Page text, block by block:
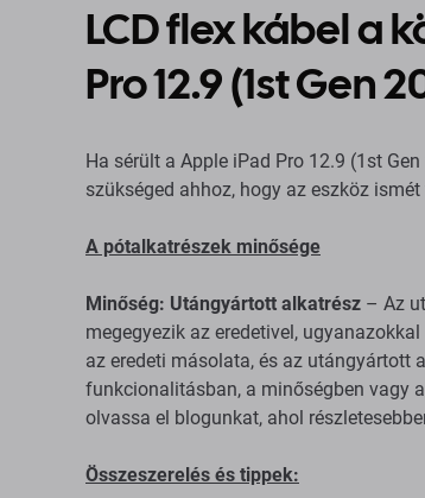
LCD flex kábel a
Pro 12.9 (1st Gen
Ha sérült a Apple iPad Pro 12.9 (1st
szükséged ahhoz, hogy az eszköz
A pótalkatrészek minősége
Minőség: Utángyártott alkatrész – Az
megegyezik az eredetivel,
az eredeti másolata, és az utángyártott
funkcionalitásban, a minőségben vagy
olvassa el blogunkat, ahol
Összeszerelés és tippek: